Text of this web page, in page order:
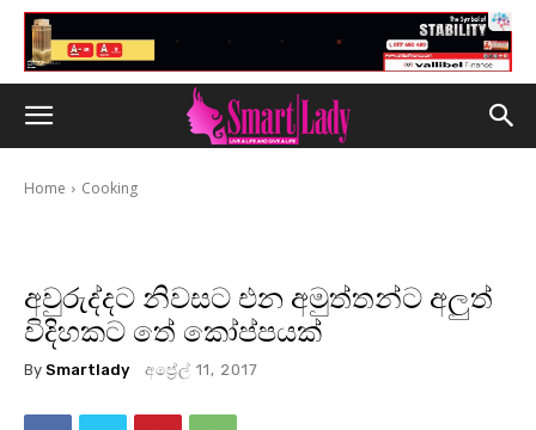
Home Cooking
අවුරුද්දට නිවසට එන අමුත්තන්ට අලුත්
විදිහකට තේ කෝප්පයක්
By Smartlady අප්‍රේල් 11, 2017